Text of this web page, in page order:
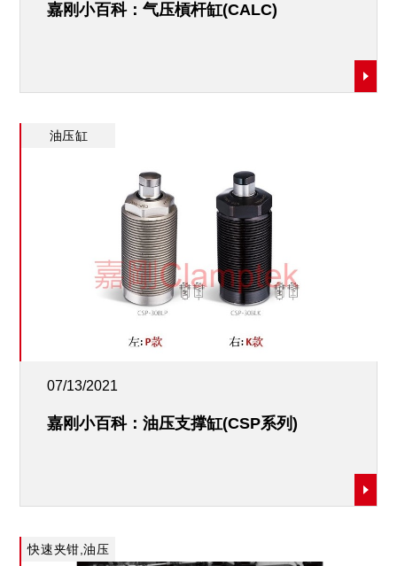
嘉刚小百科：气压槓杆缸(CALC)
油压缸
07/13/2021
嘉刚小百科：油压支撑缸(CSP系列)
快速夹钳,油压